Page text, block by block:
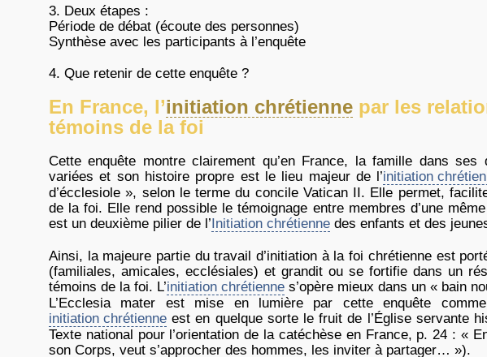
Deux étapes :
Période de débat (écoute des personnes)
Synthèse avec les participants à l’enquête
Que retenir de cette enquête ?
En France, l’initiation chrétienne par les
témoins de la foi
Cette enquête montre clairement qu’en France, la famille dans
variées et son histoire propre est le lieu majeur de l’initiation
d’écclesiole », selon le terme du concile Vatican II. Elle permet,
de la foi. Elle rend possible le témoignage entre membres d’une
est un deuxième pilier de l’Initiation chrétienne des enfants et des
Ainsi, la majeure partie du travail d’initiation à la foi chrétienne est
(familiales, amicales, ecclésiales) et grandit ou se fortifie dans un
témoins de la foi. L’initiation chrétienne s’opère mieux dans un « bain
L’Ecclesia mater est mise en lumière par cette enquête
initiation chrétienne est en quelque sorte le fruit de l’Église servante
Texte national pour l’orientation de la catéchèse en France, p. 24 : «
son Corps, veut s’approcher des hommes, les inviter à partager… »).